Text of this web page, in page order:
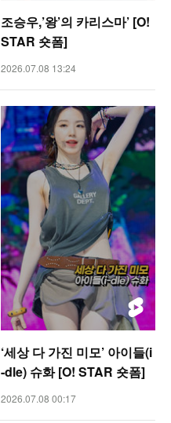
조승우,’왕’의 카리스마’ [O!
STAR 숏폼]
2026.07.08 13:24
‘세상 다 가진 미모’ 아이들(i
-dle) 슈화 [O! STAR 숏폼]
2026.07.08 00:17